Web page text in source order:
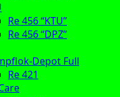
Re 456 “KTU”
Re 456 “DPZ”
Depot Full
Re 421